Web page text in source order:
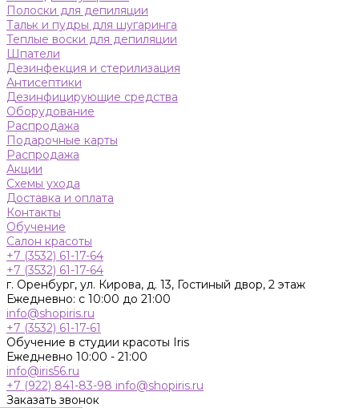
Полоски для депиляции
Тальк и пудры для шугаринга
Теплые воски для депиляции
Шпатели
Дезинфекция и стерилизация
Антисептики
Дезинфицирующие средства
Оборудование
Распродажа
Подарочные карты
Распродажа
Акции
Схемы ухода
Доставка и оплата
Контакты
Обучение
Салон красоты
+7 (3532) 61-17-64
+7 (3532) 61-17-64
г. Оренбург, ул. Кирова, д. 13, Гостиный двор, 2 этаж
Ежедневно: с 10:00 до 21:00
info@shopiris.ru
+7 (3532) 61-17-61
Обучение в студии красоты Iris
Ежедневно 10:00 - 21:00
info@iris56.ru
+7 (922) 841-83-98 info@shopiris.ru
Заказать звонок